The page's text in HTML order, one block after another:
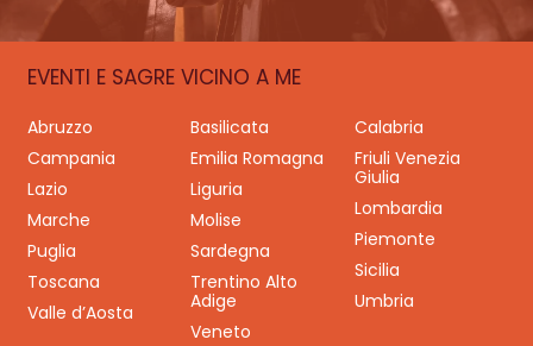
EVENTI E SAGRE VICINO A ME
Abruzzo Basilicata
Calabria
Campania
Emilia Romagna
Friuli Venezia
Giulia
Lazio
Liguria
Lombardia
Marche
Molise
Piemonte
Puglia
Sardegna
Sicilia
Toscana
Trentino Alto
Adige
Umbria
Valle d’Aosta
Veneto